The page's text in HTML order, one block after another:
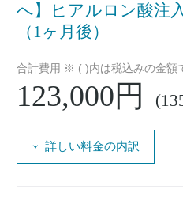
へ】ヒアルロン酸注
（1ヶ月後）
合計費用 ※ ( )内は税込みの金額
123,000円
詳しい料金の内訳